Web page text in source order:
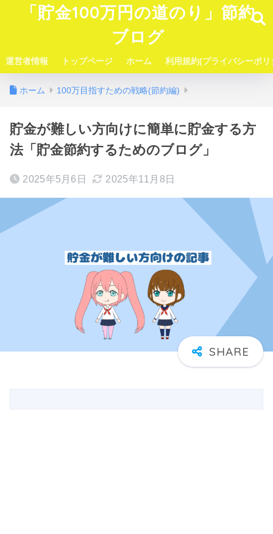
「貯金100万円の道のり」節約
ブログ
運営者情報 トップページ ホーム 利用規約(プライバシーポリ
ホーム 100万目指すための戦略(節約編)
貯金が難しい方向けに簡単に貯金する方
法「貯金節約するためのブログ」
2025年5月6日 2025年11月8日